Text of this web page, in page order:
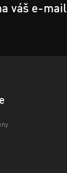
váš e-mail